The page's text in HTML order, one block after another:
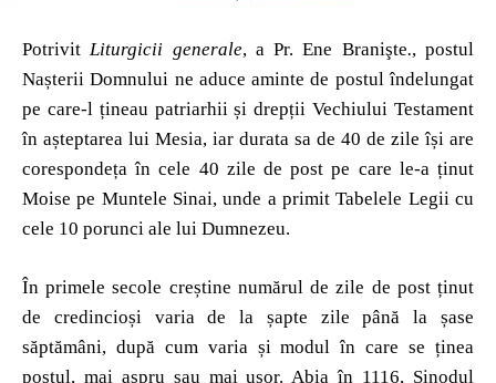
PotrivitLiturgicii generale, a Pr. Ene Branişte., postul
Nașterii Domnului ne aduce aminte de postul îndelungat
pe care-l țineau patriarhii și drepții Vechiului Testament
în așteptarea lui Mesia, iar durata sa de 40 de zile își are
corespondeța în cele 40 zile de post pe care le-a ținut
Moise pe Muntele Sinai, unde a primit Tabelele Legii cu
cele 10 porunci ale lui Dumnezeu.
În primele secole creștine numărul de zile de post ținut
de credincioși varia de la șapte zile până la șase
săptămâni, după cum varia și modul în care se ținea
postul, mai aspru sau mai ușor. Abia în 1116, Sinodul